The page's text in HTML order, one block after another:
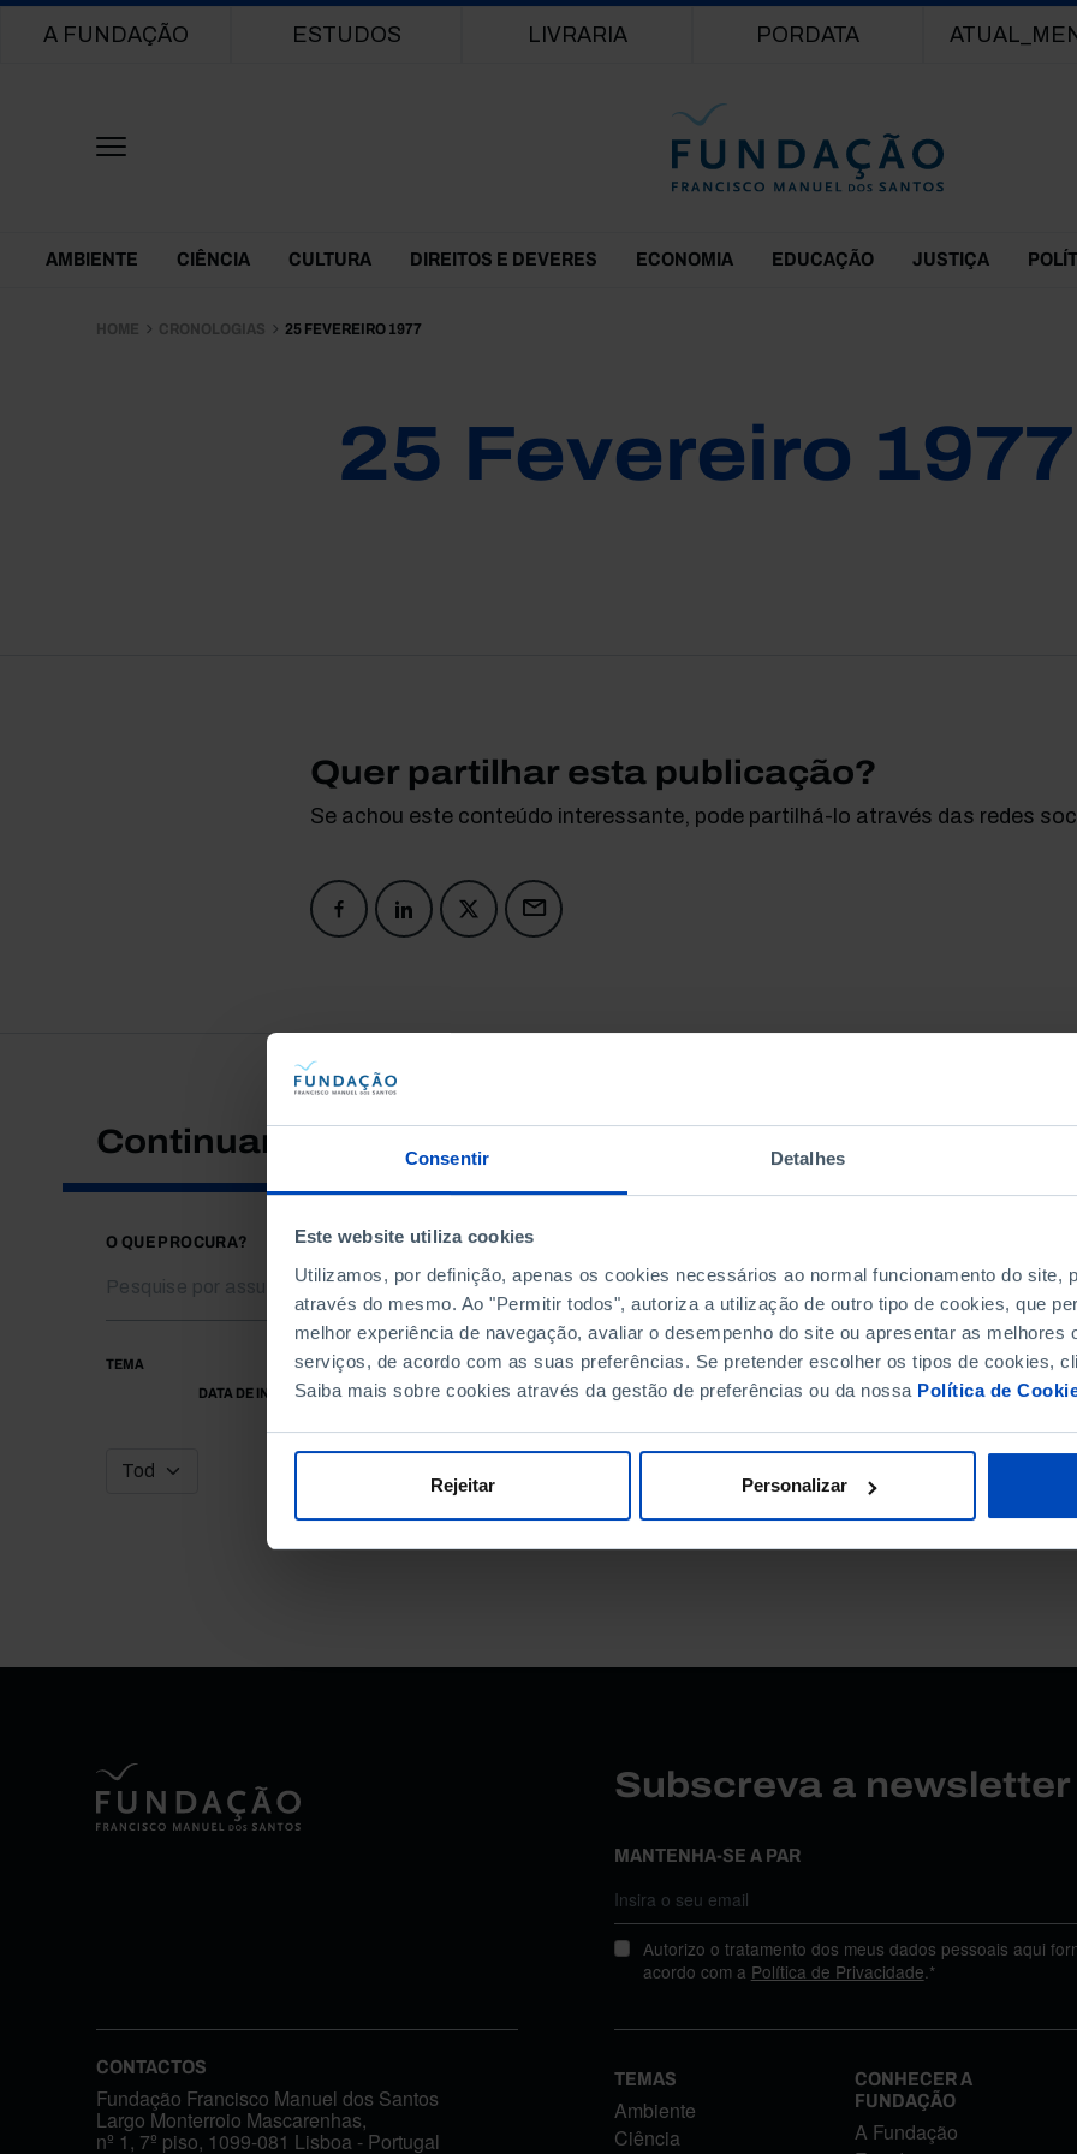
Consentir Detalhes
Este website utiliza cookies
Utilizamos, por definição, apenas os cookies necessários ao normal funcionamento do site,
através do mesmo. Ao "Permitir todos", autoriza a utilização de outro tipo de cookies, que
melhor experiência de navegação, avaliar o desempenho do site ou apresentar as melhores
serviços, de acordo com as suas preferências. Se pretender escolher os tipos de cookies,
Saiba mais sobre cookies através da gestão de preferências ou da nossa Política de
Rejeitar Personalizar
Main navigation
A FUNDAÇÃO ESTUDOS LIVRARIA PORDATA
Themes Menu
AMBIENTE CIÊNCIA CULTURA DIREITOS E DEVERES ECONOMIA EDUCAÇÃO JUSTIÇA
HOME CRONOLOGIAS 25 FEVEREIRO 1977
25 Fevereiro 1977
Quer partilhar esta publicação?
Se achou este conteúdo interessante, pode partilhá-lo através das redes
Continuar a pesquisar
O QUE PROCURA?
TEMA
DATA DE INÍCIO
DATA DE FIM
Subscreva a
MANTENHA-SE A PAR
Autorizo o tratamento dos meus dados pessoais aqui
acordo com a Política de Privacidade.*
CONTACTOS
Fundação Francisco Manuel dos Santos
Largo Monterroio Mascarenhas,
nº 1, 7º piso, 1099-081 Lisboa - Portugal
TEMAS
Ambiente
Ciência
CONHECER A
FUNDAÇÃO
A Fundação